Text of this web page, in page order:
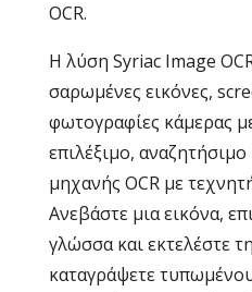
OCR.
Η λύση Syriac Image
σαρωμένες εικόνες,
φωτογραφίες κάμερας
επιλέξιμο,
μηχανής OCR με
Ανεβάστε μια εικόνα,
γλώσσα και εκτελέστε
καταγράψετε